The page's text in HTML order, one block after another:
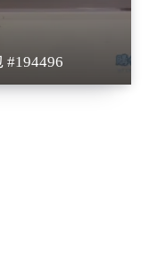
#194496